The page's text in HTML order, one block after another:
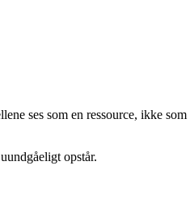
ses som en ressource, ikke som
opstår.